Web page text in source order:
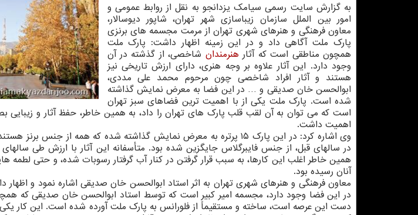
به گزارش سایت رسمی سیامک یزدانجو به نقل از روابط عمومی و
امور بین الملل سازمان زیباسازی شهر تهران، شاپور دیوسالار،
معاون فرهنگی و هنرهای شهری تهران از مرمت مجسمه های برنزی
پارک ملت آگاهی داد و در این زمینه اظهار داشت: پارک ملت
همچون مناطقی است که آثار هنرمندان شاخصی، از گذشته در آن
وجود دارد. این آثار علاوه بر وجه هنری، دارای ارزش تاریخی نیز
هستند و آثار افراد شاخصی چون مرحوم محمد علی مددی،
ابوالحسن خان صدیقی و … در این فضا به معرض نمایش گذاشته
شده است. پارک ملت یکی از با اهمیت ترین فضاهای سبز تهران
است که می توان به آن لقب قلب پارک های تهران را داد، به همین خاطر، حفظ آثار و زیبایی
اهمیت داشت.
وی اشاره کرد: در این پارک ۱۵ پرتره به معرض نمایش گذاشته شده که همه از
در سالهای قبل، از جنس فایبرگلاس جایگزین شده بود. متأسفانه این آثار با ارزش طی
همین خاطر اغلب این کارها، به سبب قرار گرفتن در کنار آب گرفتار رسوبات شده، و حتی لطمه
آنان رسیده بود.
معاون فرهنگی و هنرهای شهری تهران به اثر استاد ابوالحسن خان صدیقی اشاره نمود و اظهار
در این فضا وجود دارد، مجسمه امیر کبیر است که توسط استاد ابوالحسن خان صدیقی که
دست این عرصه است، ساخته و مستقیماً از فلورانس به پارک ملت آورده شده است. این کار یکی